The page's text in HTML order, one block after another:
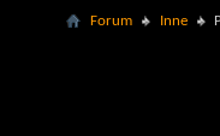
Forum Inne